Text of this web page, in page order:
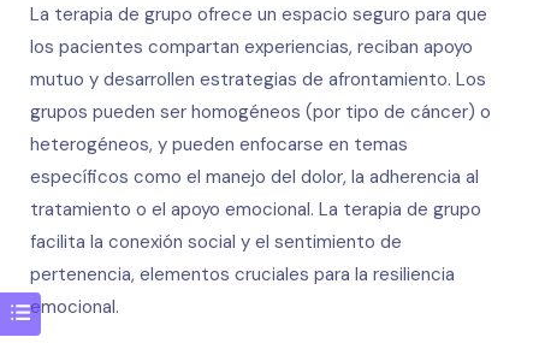
La terapia de grupo ofrece un espacio seguro para que
los pacientes compartan experiencias, reciban apoyo
mutuo y desarrollen estrategias de afrontamiento. Los
grupos pueden ser homogéneos (por tipo de cáncer) o
heterogéneos, y pueden enfocarse en temas
específicos como el manejo del dolor, la adherencia al
tratamiento o el apoyo emocional. La terapia de grupo
facilita la conexión social y el sentimiento de
pertenencia, elementos cruciales para la resiliencia
emocional.